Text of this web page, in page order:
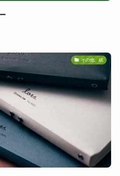
その他、紙